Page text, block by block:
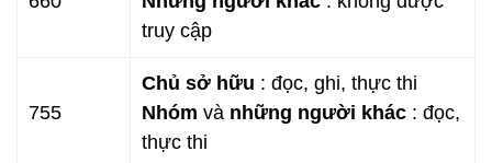
truy cập
755
Chủ sở hữu : đọc, ghi, thực thi
Nhóm và những người khác : đọc,
thực thi